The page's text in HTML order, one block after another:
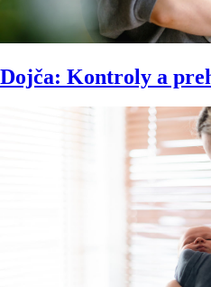
Dojča: Kontroly a